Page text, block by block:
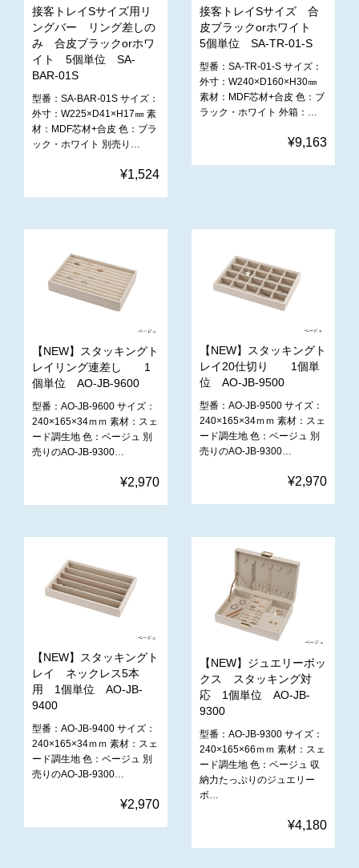
接客トレイSサイズ用リ
ングバー リング差しの
み 合皮ブラックorホワ
イト 5個単位 SA-
BAR-01S
型番：SA-BAR-01S サイズ：
外寸：W225×D41×H17㎜ 素
材：MDF芯材+合皮 色：ブラ
ック・ホワイト 別売り…
¥1,524
接客トレイSサイズ 合
皮ブラックorホワイト
5個単位 SA-TR-01-S
型番：SA-TR-01-S サイズ：
外寸：W240×D160×H30㎜
素材：MDF芯材+合皮 色：ブ
ラック・ホワイト 外箱：…
¥9,163
【NEW】スタッキングト
レイリング連差し 1
個単位 AO-JB-9600
型番：AO-JB-9600 サイズ：
240×165×34ｍｍ 素材：スェ
ード調生地 色：ベージュ 別
売りのAO-JB-9300…
¥2,970
【NEW】スタッキングト
レイ20仕切り 1個単
位 AO-JB-9500
型番：AO-JB-9500 サイズ：
240×165×34ｍｍ 素材：スェ
ード調生地 色：ベージュ 別
売りのAO-JB-9300…
¥2,970
【NEW】スタッキングト
レイ ネックレス5本
用 1個単位 AO-JB-
9400
型番：AO-JB-9400 サイズ：
240×165×34ｍｍ 素材：スェ
ード調生地 色：ベージュ 別
売りのAO-JB-9300…
¥2,970
【NEW】ジュエリーボッ
クス スタッキング対
応 1個単位 AO-JB-
9300
型番：AO-JB-9300 サイズ：
240×165×66ｍｍ 素材：スェ
ード調生地 色：ベージュ 収
納力たっぷりのジュエリー
ボ…
¥4,180